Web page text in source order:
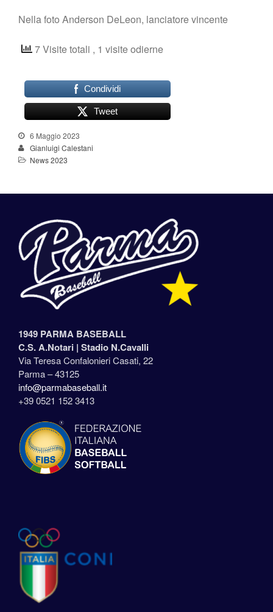
Nella foto Anderson DeLeon, lanciatore vincente
7 Visite totali , 1 visite odierne
Condividi
Tweet
6 Maggio 2023
Gianluigi Calestani
News 2023
1949 PARMA BASEBALL
C.S. A.Notari | Stadio N.Cavalli
Via Teresa Confalonieri Casati, 22
Parma – 43125
info@parmabaseball.it
+39 0521 152 3413